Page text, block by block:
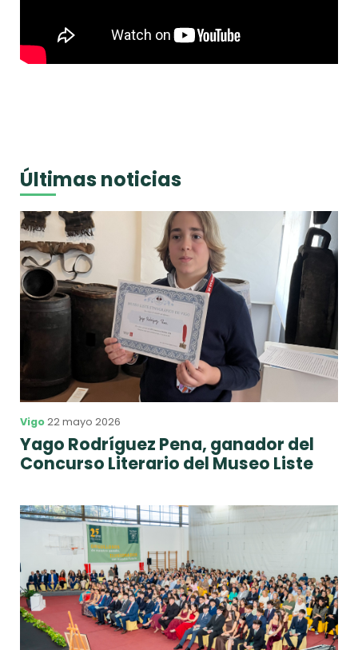
Últimas noticias
Vigo22 mayo 2026
Yago Rodríguez Pena, ganador del
Concurso Literario del Museo Liste